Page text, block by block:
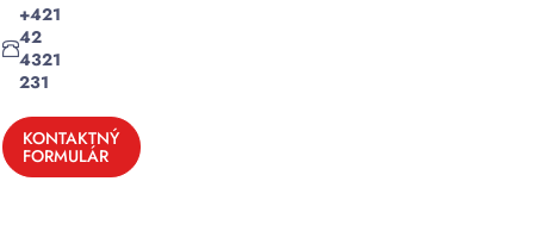
+421
42
4321
231
KONTAKTNÝ
FORMULÁR